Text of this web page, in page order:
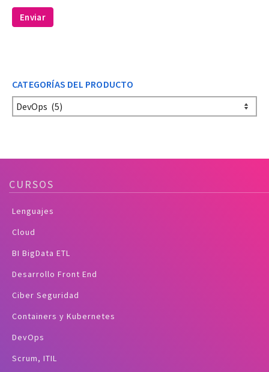
Enviar
CATEGORÍAS DEL PRODUCTO
CURSOS
Lenguajes
Cloud
BI BigData ETL
Desarrollo Front End
Ciber Seguridad
Containers y Kubernetes
DevOps
Scrum, ITIL